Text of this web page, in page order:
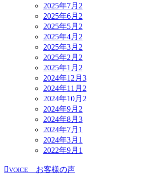
2025年7月 2
2025年6月 2
2025年5月 2
2025年4月 2
2025年3月 2
2025年2月 2
2025年1月 2
2024年12月 3
2024年11月 2
2024年10月 2
2024年9月 2
2024年8月 3
2024年7月 1
2024年3月 1
2022年9月 1
VOICE
お客様の声